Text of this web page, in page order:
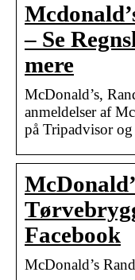
– Se
mere
McDonald’s,
anmeldelser af
på Tripadvisor og
Facebook
McDonald’s